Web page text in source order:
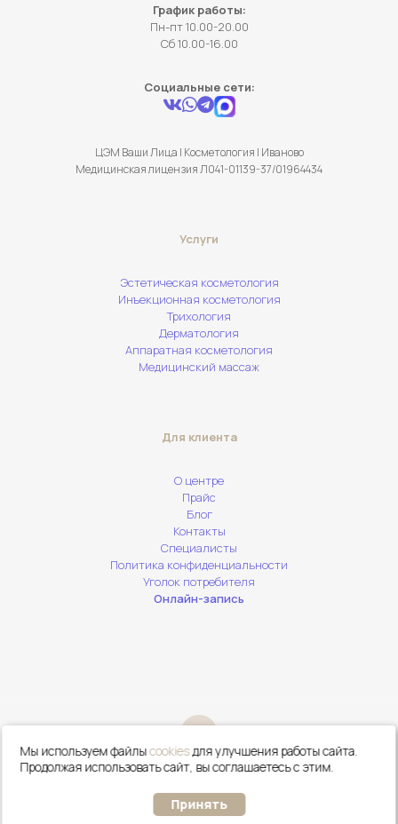
График работы:
Пн-пт 10.00-20.00
Сб 10.00-16.00
Социальные сети:
ЦЭМ Ваши Лица | Косметология | Иваново
Медицинская лицензия Л041-01139-37/01964434
Услуги
Эстетическая косметология
Инъекционная косметология
Трихология
Дерматология
Аппаратная косметология
Медицинский массаж
Для клиента
Онлайн
Сделать
О центре
Прайс
Блог
Контакты
Специалисты
Политика конфиденциальности
Уголок потребителя
Онлайн-запись
Мы используем файлыcookiesдля улучшения работы сайта.
Продолжая использовать сайт, вы соглашаетесь с этим.
Принять
Сайт ООО "ЦЭМ Ваши Лица". Все права защищены. 2026(с) by